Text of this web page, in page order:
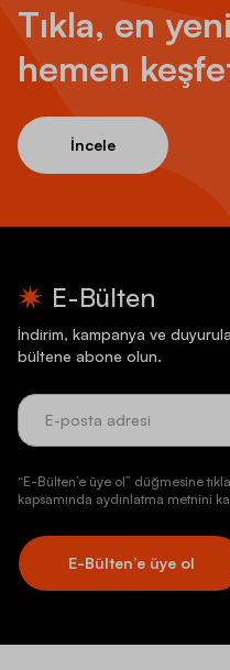
Tıkla, en
hemen
İncele
E-Bülten
İndirim, kampanya ve
bültene abone olun.
“E-Bülten’e üye ol” düğmesine
kapsamında aydınlatma metnini
E-Bülten’e üye ol